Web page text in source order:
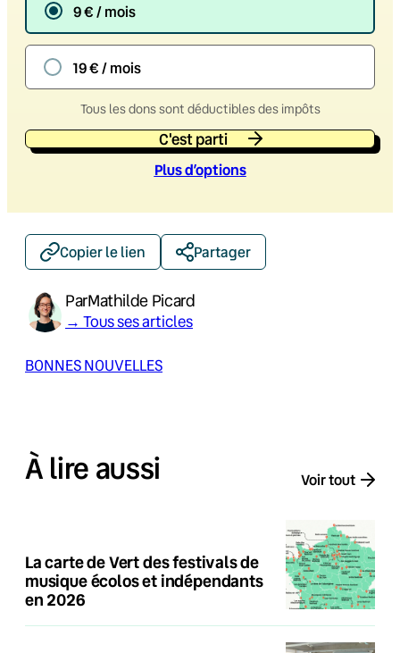
9 € / mois
19 € / mois
Tous les dons sont déductibles des impôts
C'est parti
Plus d’options
Copier le lien Partager
ParMathilde Picard
→ Tous ses articles
BONNES NOUVELLES
À lire aussi Voir tout
La carte de Vert des festivals de
musique écolos et indépendants
en 2026